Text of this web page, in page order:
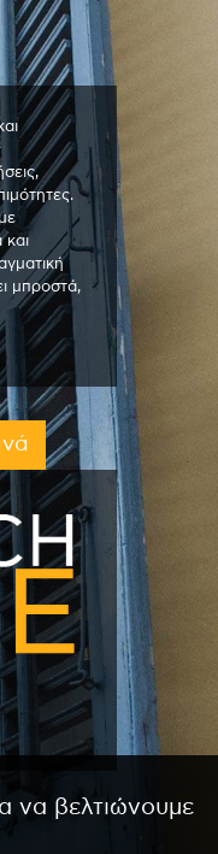
και
μπροστά,
να βελτιώνουμε